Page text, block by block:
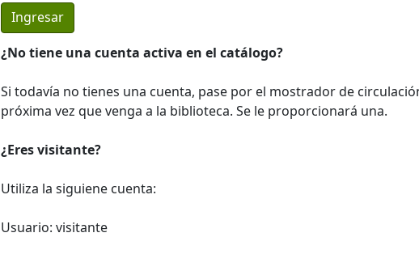
¿No tiene una cuenta activa en el catálogo?
Si todavía no tienes una cuenta, pase por el mostrador de
próxima vez que venga a la biblioteca. Se le proporcionará una.
¿Eres visitante?
Utiliza la siguiene cuenta:
Usuario: visitante